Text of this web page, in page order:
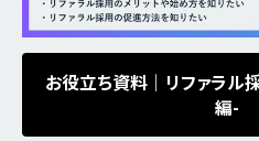
お役立ち資料｜リファラ
編-